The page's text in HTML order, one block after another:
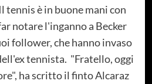
è in buone mani con
notare l'inganno a Becker
follower, che hanno invaso
tennista. "Fratello, oggi
ha scritto il finto Alcaraz